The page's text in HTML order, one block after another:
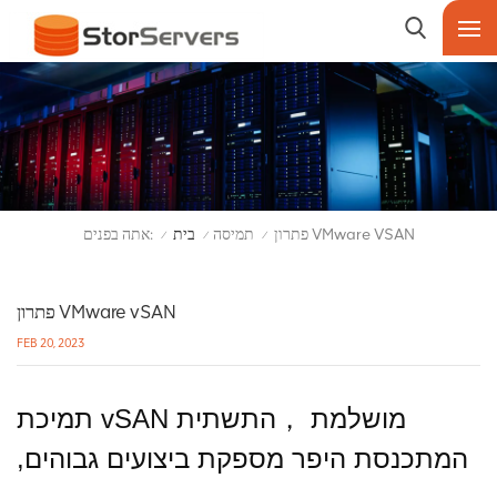
אתה בפנים: / בית / תמיסה / פתרון VMware VSAN
פתרון VMware vSAN
FEB 20, 2023
תמיכת vSAN מושלמת ，התשתית
המתכנסת היפר מספקת ביצועים גבוהים,